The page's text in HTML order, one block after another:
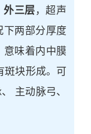
外三层 ，超声
下两部分厚度
意味着内中膜
斑块形成。可
、 主动脉弓、